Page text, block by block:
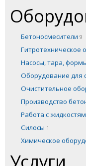
Бетоносмесители 9
Гитротехническое
Насосы, тара,
Оборудование для
Очистительное
Производство
Работа с
Силосы 1
Химическое
Услуги